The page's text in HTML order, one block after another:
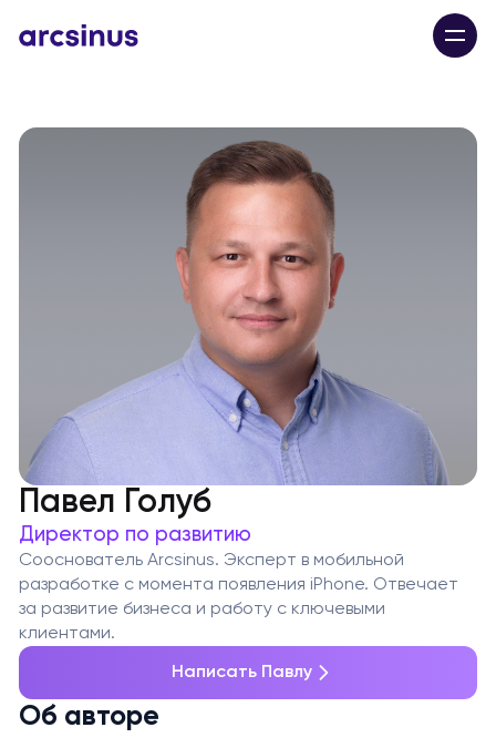
Павел Голуб
Директор по развитию
Сооснователь Arcsinus. Эксперт в мобильной
разработке с момента появления iPhone. Отвечает
за развитие бизнеса и работу с ключевыми
клиентами.
Написать Павлу
Об авторе